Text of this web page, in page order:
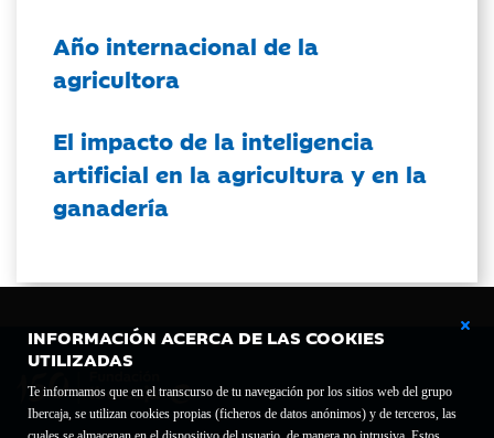
INFORMACIÓN ACERCA DE LAS COOKIES
UTILIZADAS
Te informamos que en el transcurso de tu navegación por los sitios web del grupo
Ibercaja, se utilizan cookies propias (ficheros de datos anónimos) y de terceros, las
Año internacional de la
agricultora
El impacto de la inteligencia
artificial en la agricultura y en la
ganadería